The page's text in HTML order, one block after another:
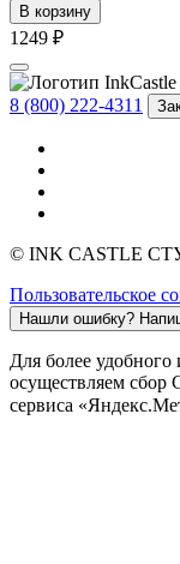
В корзину
1249 ₽
8 (800) 222-4311
© INK CASTLE
Пользовательское
Нашли ошибку?
Для более
осуществляем сбор
сервиса